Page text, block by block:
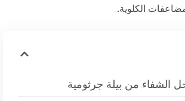
الكلوية.
الشفاء من بيلة جرثومية